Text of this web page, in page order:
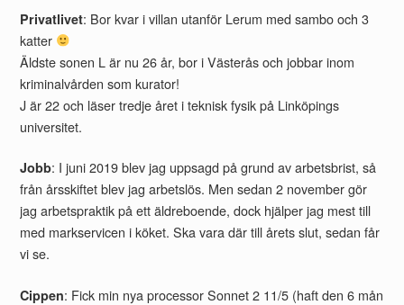
Privatlivet: Bor kvar i villan utanför Lerum med sambo och 3
katter
Äldste sonen L är nu 26 år, bor i Västerås och jobbar inom
kriminalvården som kurator!
J är 22 och läser tredje året i teknisk fysik på Linköpings
universitet.
Jobb: I juni 2019 blev jag uppsagd på grund av arbetsbrist, så
från årsskiftet blev jag arbetslös. Men sedan 2 november gör
jag arbetspraktik på ett äldreboende, dock hjälper jag mest till
med markservicen i köket. Ska vara där till årets slut, sedan får
vi se.
Cippen: Fick min nya processor Sonnet 2 11/5 (haft den 6 mån